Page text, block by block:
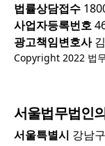
법률상담접수
사업자등록번호
광고책임변호사
Copyright 2022 법
서울법무법인
서울특별시 강남